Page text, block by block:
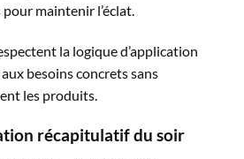
maintenir l’éclat.​
la logique d’application
besoins concrets sans
les produits.​
récapitulatif du soir